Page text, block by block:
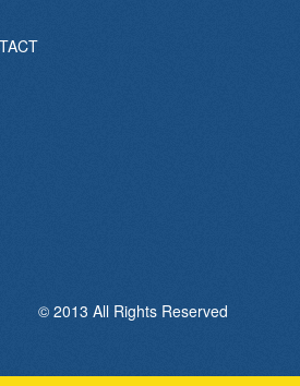
© 2013 All Rights Reserved